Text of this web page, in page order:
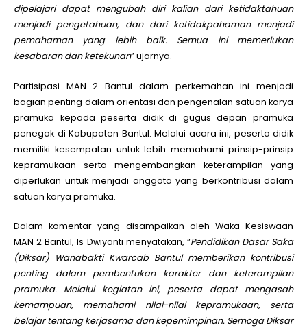
dipelajari dapat mengubah diri kalian dari ketidaktahuan
menjadi pengetahuan, dan dari ketidakpahaman menjadi
pemahaman yang lebih baik. Semua ini memerlukan
kesabaran dan ketekunan” ujarnya.
Partisipasi MAN 2 Bantul dalam perkemahan ini menjadi
bagian penting dalam orientasi dan pengenalan satuan karya
pramuka kepada peserta didik di gugus depan pramuka
penegak di Kabupaten Bantul. Melalui acara ini, peserta didik
memiliki kesempatan untuk lebih memahami prinsip-prinsip
kepramukaan serta mengembangkan keterampilan yang
diperlukan untuk menjadi anggota yang berkontribusi dalam
satuan karya pramuka.
Dalam komentar yang disampaikan oleh Waka Kesiswaan
MAN 2 Bantul, Is Dwiyanti menyatakan, “Pendidikan Dasar Saka
(Diksar) Wanabakti Kwarcab Bantul memberikan kontribusi
penting dalam pembentukan karakter dan keterampilan
pramuka. Melalui kegiatan ini, peserta dapat mengasah
kemampuan, memahami nilai-nilai kepramukaan, serta
belajar tentang kerjasama dan kepemimpinan. Semoga Diksar